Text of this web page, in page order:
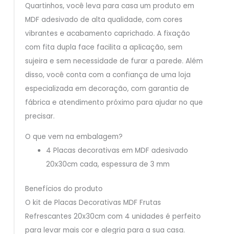
Quartinhos, você leva para casa um produto em
MDF adesivado de alta qualidade, com cores
vibrantes e acabamento caprichado. A fixação
com fita dupla face facilita a aplicação, sem
sujeira e sem necessidade de furar a parede. Além
disso, você conta com a confiança de uma loja
especializada em decoração, com garantia de
fábrica e atendimento próximo para ajudar no que
precisar.
O que vem na embalagem?
4 Placas decorativas em MDF adesivado
20x30cm cada, espessura de 3 mm
Benefícios do produto
O kit de Placas Decorativas MDF Frutas
Refrescantes 20x30cm com 4 unidades é perfeito
para levar mais cor e alegria para a sua casa.